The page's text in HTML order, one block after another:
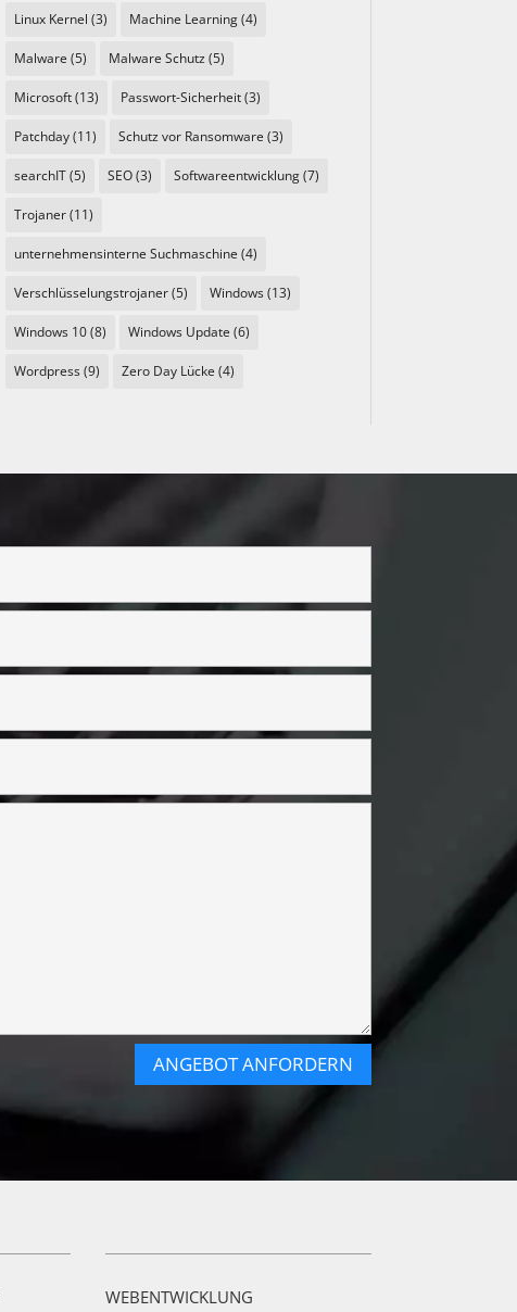
Linux Kernel (3) Machine Learning(4)
Malware (5) Malware Schutz(5)
Microsoft(13) Passwort-Sicherheit(3)
Patchday(11) Schutz vor Ransomware (3)
searchIT(5) SEO(3) Softwareentwicklung(7)
Trojaner(11)
unternehmensinterne Suchmaschine (4)
Verschlüsselungstrojaner(5) Windows(13)
Windows 10(8) Windows Update (6)
Wordpress(9) Zero Day Lücke (4)
ANGEBOT ANFORDERN
WEBENTWICKLUNG